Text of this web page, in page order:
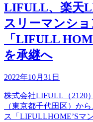
LIFULL、楽天
スリーマンシ
「LIFULL
を承継へ
2022年10月31日
株式会社LIFULL（2120
（東京都千代田区）か
ス「LIFULLHOME’Sマ